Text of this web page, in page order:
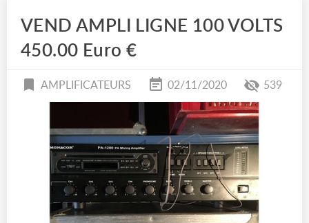
VEND AMPLI LIGNE 100 VOLTS
450.00 Euro €
AMPLIFICATEURS 02/11/2020 539